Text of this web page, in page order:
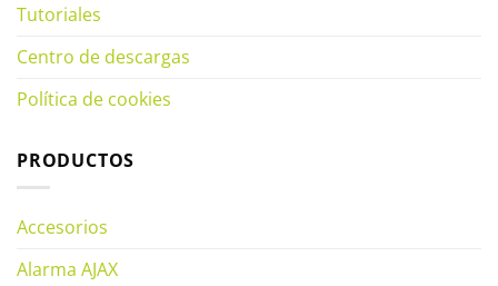
Tutoriales
Centro de descargas
Política de cookies
PRODUCTOS
Accesorios
Alarma AJAX